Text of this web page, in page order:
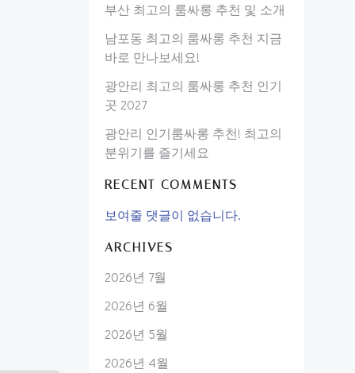
부산 최고의 룸싸롱 추천 및 소개
남포동 최고의 룸싸롱 추천 지금
바로 만나보세요!
광안리 최고의 룸싸롱 추천 인기
곳 2027
광안리 인기룸싸롱 추천! 최고의
분위기를 즐기세요
RECENT COMMENTS
보여줄 댓글이 없습니다.
ARCHIVES
2026년 7월
2026년 6월
2026년 5월
2026년 4월